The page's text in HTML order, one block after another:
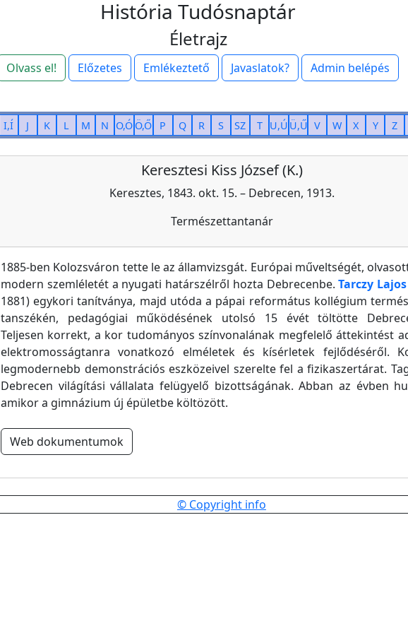
História Tudósnaptár
Életrajz
Olvass el! Előzetes Emlékeztető Javaslatok? Admin belépés
I,Í J K L M N O,Ó Ö,Ő P Q R S SZ T U,Ú Ü,Ű V W X Y Z
Keresztesi Kiss József (K.)
Keresztes, 1843. okt. 15. – Debrecen, 1913.
Természettantanár
1885-ben Kolozsváron tette le az államvizsgát. Európai műveltségét,
modern szemléletét a nyugati határszélről hozta Debrecenbe.Tarczy Lajos
1881) egykori tanítványa, majd utóda a pápai református kollégium
tanszékén, pedagógiai működésének utolsó 15 évét töltötte
Teljesen korrekt, a kor tudományos színvonalának megfelelő áttekintést
elektromosságtanra vonatkozó elméletek és kísérletek fejlődéséről.
legmodernebb demonstrációs eszközeivel szerelte fel a fizikaszertárat.
Debrecen világítási vállalata felügyelő bizottságának. Abban az évben
amikor a gimnázium új épületbe költözött.
Web dokumentumok
© Copyright info